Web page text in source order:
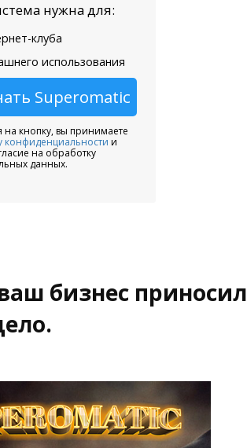
нужна для:
клуба
использования
кнопку, вы принимаете
конфиденциальности и
на обработку
данных.
бизнес приносил